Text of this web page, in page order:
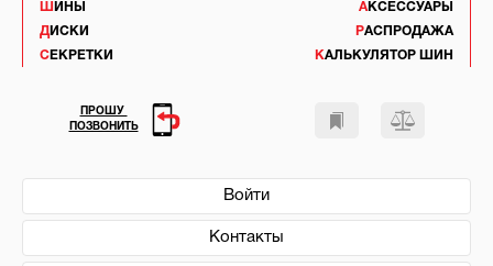
ШИНЫ
ДИСКИ
СЕКРЕТКИ
АКСЕССУАРЫ
РАСПРОДАЖА
КАЛЬКУЛЯТОР ШИН
Войти
Контакты
ПРОШУ
ПОЗВОНИТЬ